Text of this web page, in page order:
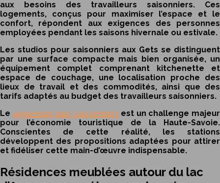
aux besoins des travailleurs saisonniers. Ces
logements, conçus pour maximiser l’espace et le
confort, répondent aux exigences des personnes
employées pendant les saisons hivernale ou estivale.
Les studios pour saisonniers aux Gets se distinguent
par une surface compacte mais bien organisée, un
équipement complet comprenant kitchenette et
espace de couchage, une localisation proche des
lieux de travail et des commodités, ainsi que des
tarifs adaptés au budget des travailleurs saisonniers.
Le logement des saisonniers est un challenge majeur
pour l’économie touristique de la Haute-Savoie.
Conscientes de cette réalité, les stations
développent des propositions adaptées pour attirer
et fidéliser cette main-d’œuvre indispensable.
Résidences meublées autour du lac